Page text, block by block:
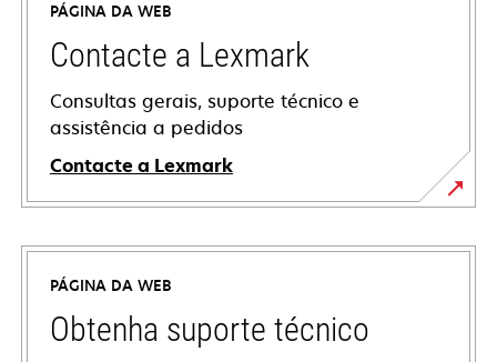
PÁGINA DA WEB
Contacte a Lexmark
Consultas gerais, suporte técnico e
assistência a pedidos
Contacte a Lexmark
PÁGINA DA WEB
Obtenha suporte técnico